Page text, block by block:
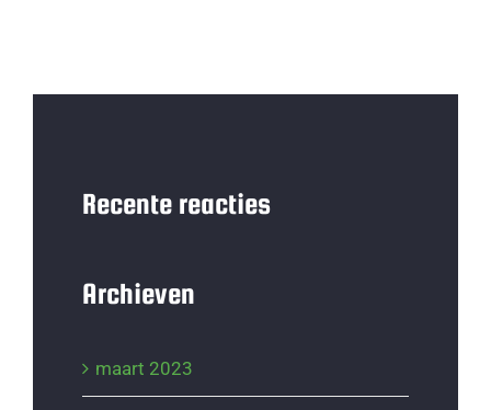
Recente reacties
Archieven
maart 2023